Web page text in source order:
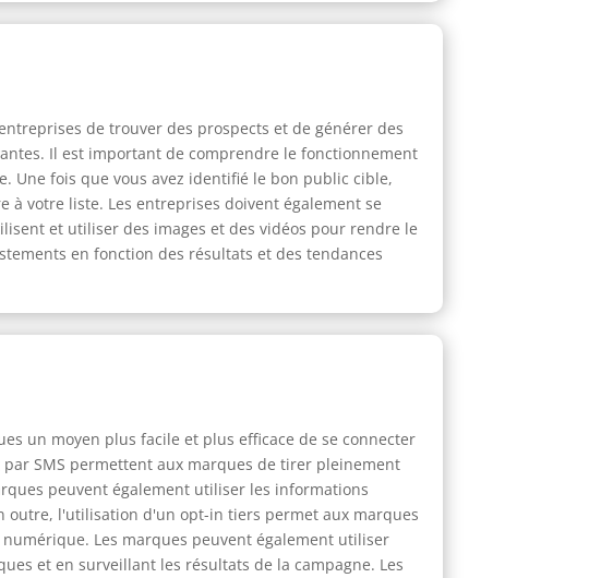
de trouver des prospects et de générer des
Il est important de comprendre le fonctionnement
Une fois que vous avez identifié le bon public cible,
votre liste. Les entreprises doivent également se
et utiliser des images et des vidéos pour rendre le
en fonction des résultats et des tendances
un moyen plus facile et plus efficace de se connecter
SMS permettent aux marques de tirer pleinement
peuvent également utiliser les informations
outre, l'utilisation d'un opt-in tiers permet aux marques
Les marques peuvent également utiliser
et en surveillant les résultats de la campagne. Les